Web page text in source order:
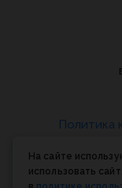
Политика
На сайте
использовать